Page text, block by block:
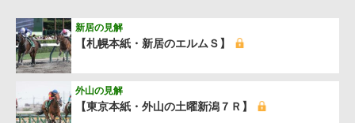
【札幌本紙・新居のエルムＳ】
新居の見解
【東京本紙・外山の土曜新潟７Ｒ】
外山の見解